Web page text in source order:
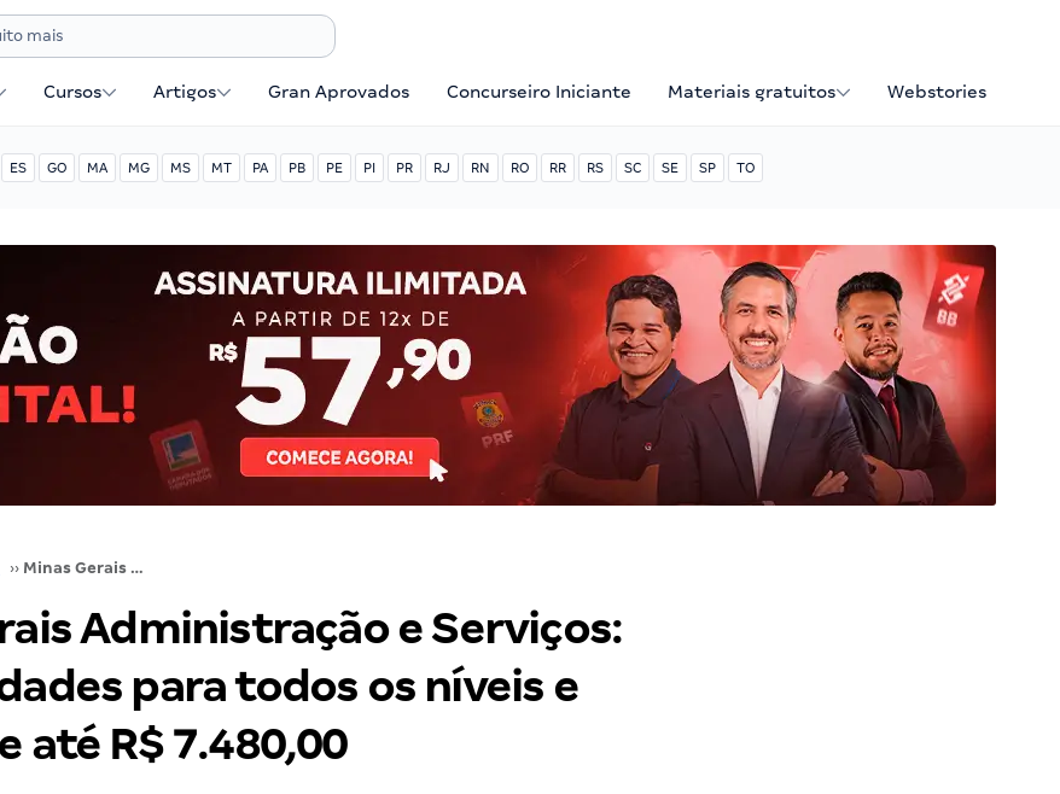
Cursos Artigos Gran Aprovados Concurseiro Iniciante Materiais gratuitos Webstories
ES GO MA MG MS MT PA PB PE PI PR RJ RN RO RR RS SC SE SP TO
›› Minas Gerais Administração e Serviços: oportunidades para todos os níveis e ganhos de até R$ 7.480,00
Administração e Serviços:
para todos os níveis e
até R$ 7.480,00